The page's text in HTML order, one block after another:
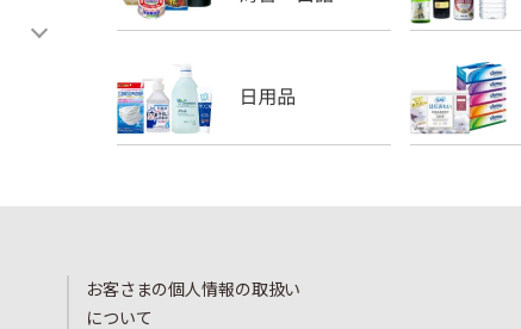
お客さまの個人情報の取扱い
について